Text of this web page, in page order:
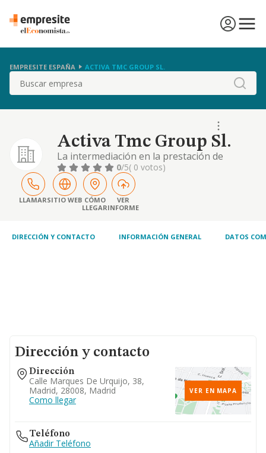
EMPRESITE ESPAÑA ACTIVA TMC GROUP SL.
Buscar
Activa Tmc Group Sl.
La intermediación en la prestación de
servicios de consultoría y asesoramiento en
temas, financieros, fiscales, económicos
legales y jurídicos. prestación de servicios de
asesoramiento e inversión en todos los
campos relacionados con el mercado de la
0/5( 0 votos)
LLAMARSITIO WEB CÓMO
LLEGAR
VER
INFORME
DIRECCIÓN Y CONTACTO INFORMACIÓN GENERAL DATOS
Dirección y contacto
Dirección
Calle Marques De Urquijo, 38,
Madrid, 28008, Madrid
Como llegar
VER EN MAPA
Teléfono
Añadir Teléfono